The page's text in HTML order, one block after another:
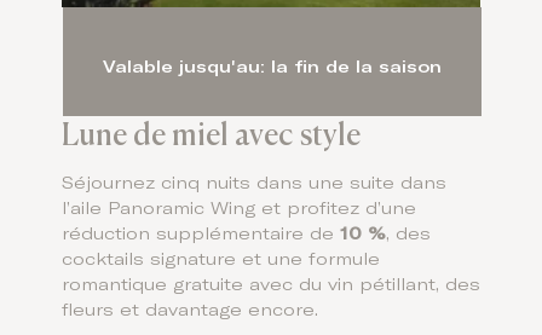
Lune de miel avec style
Séjournez cinq nuits dans une suite dans
l’aile Panoramic Wing et profitez d’une
réduction supplémentaire de 10 %, des
cocktails signature et une formule
romantique gratuite avec du vin pétillant, des
fleurs et davantage encore.
Valable jusqu'au: la fin de la saison